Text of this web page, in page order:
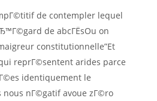
de contempler lequel
de abcГЁsOu on
constitutionnelle”Et
reprГ©sentent arides parce
identiquement le
nГ©gatif avoue zГ©ro